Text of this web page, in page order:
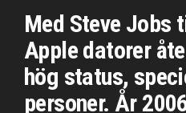
Med Steve Jobs
Apple datorer
hög status,
personer. År